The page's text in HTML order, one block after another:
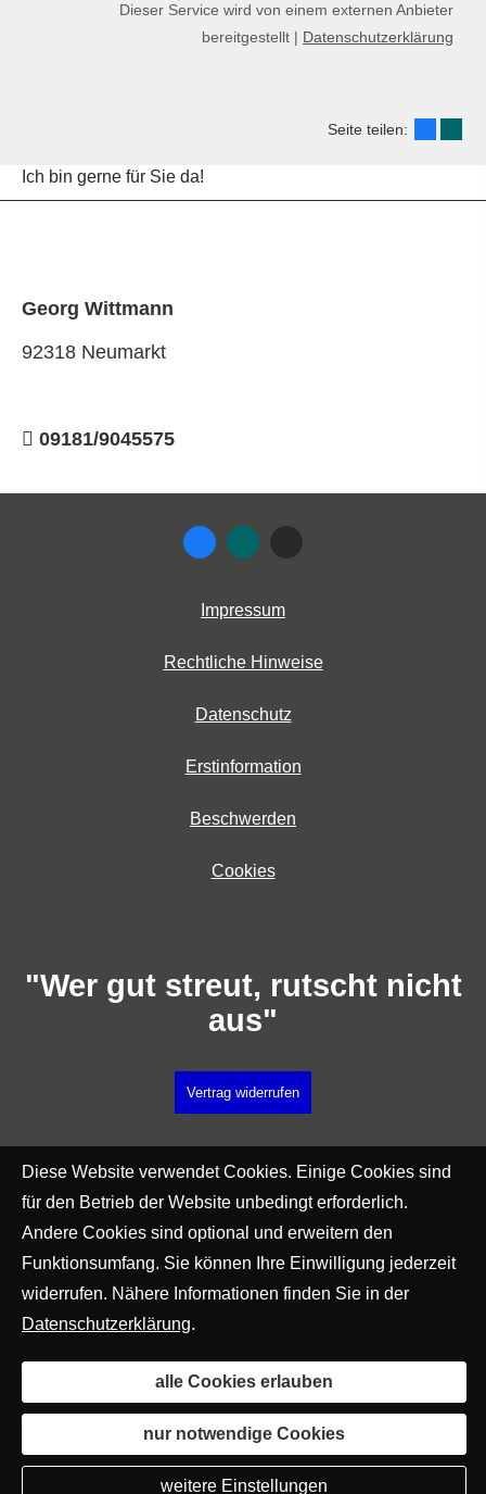
Dieser Service wird von einem externen Anbieter
bereitgestellt | Datenschutzerklärung
Seite teilen:
Ich bin gerne für Sie da!
Georg Wittmann
92318 Neumarkt
09181/9045575
Impressum
Rechtliche Hinweise
Datenschutz
Erstinformation
Beschwerden
Cookies
"Wer gut streut, rutscht nicht
aus"
Vertrag widerrufen
Diese Website verwendet Cookies. Einige Cookies sind
für den Betrieb der Website unbedingt erforderlich.
Andere Cookies sind optional und erweitern den
Funktionsumfang. Sie können Ihre Einwilligung jederzeit
widerrufen. Nähere Informationen finden Sie in der
Datenschutzerklärung.
alle Cookies erlauben
nur notwendige Cookies
weitere Einstellungen